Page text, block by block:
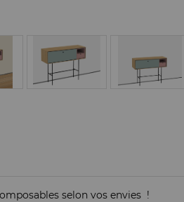
selon vos envies !